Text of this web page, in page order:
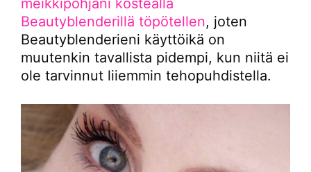
Beautyblenderillä töpötellen, joten
Beautyblenderieni käyttöikä on
muutenkin tavallista pidempi, kun niitä ei
ole tarvinnut liiemmin tehopuhdistella.